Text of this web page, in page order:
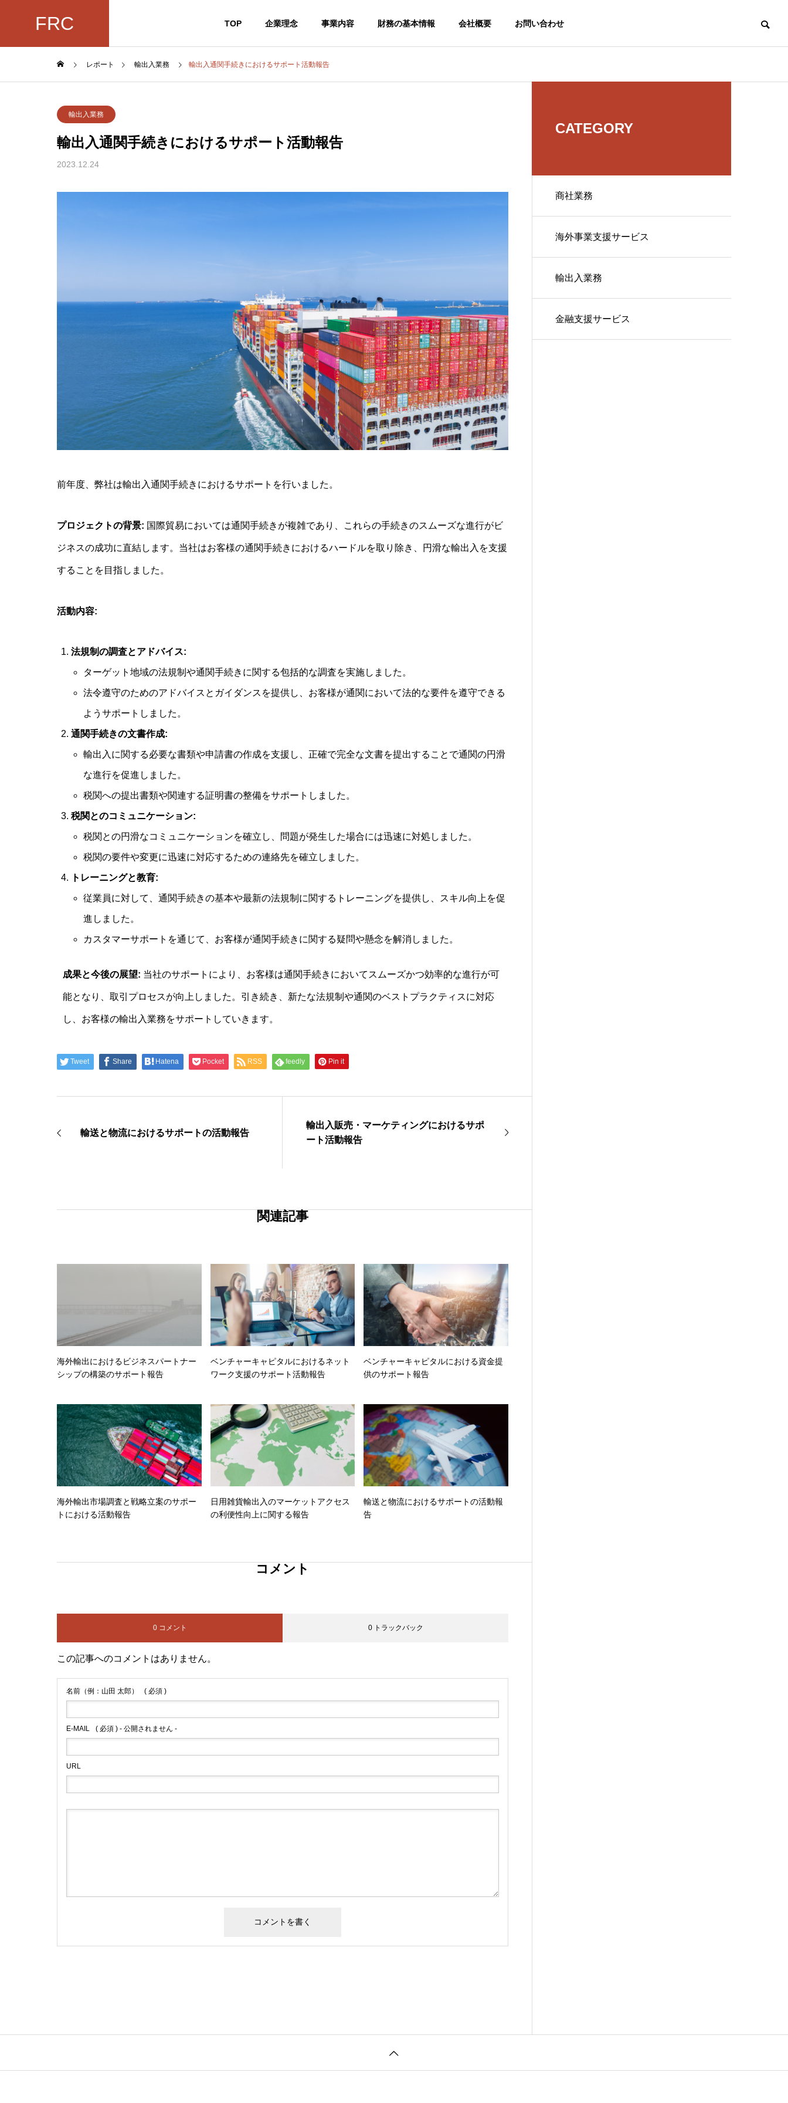
FRC TOP 企業理念 事業内容 財務の基本情報 会社概要 お問い合わせ
レポート 輸出入業務 輸出入通関手続きにおけるサポート活動報告
輸出入業務
輸出入通関手続きにおけるサポート活動報告
2023.12.24
前年度、弊社は輸出入通関手続きにおけるサポートを行いました。
プロジェクトの背景: 国際貿易においては通関手続きが複雑であり、これらの手続きのスムーズな進行がビ
ジネスの成功に直結します。当社はお客様の通関手続きにおけるハードルを取り除き、円滑な輸出入を支援
することを目指しました。
活動内容:
法規制の調査とアドバイス:
ターゲット地域の法規制や通関手続きに関する包括的な調査を実施しました。
法令遵守のためのアドバイスとガイダンスを提供し、お客様が通関において法的な要件を遵守できる
ようサポートしました。
通関手続きの文書作成:
輸出入に関する必要な書類や申請書の作成を支援し、正確で完全な文書を提出することで通関の円滑
な進行を促進しました。
税関への提出書類や関連する証明書の整備をサポートしました。
税関とのコミュニケーション:
税関との円滑なコミュニケーションを確立し、問題が発生した場合には迅速に対処しました。
税関の要件や変更に迅速に対応するための連絡先を確立しました。
トレーニングと教育:
従業員に対して、通関手続きの基本や最新の法規制に関するトレーニングを提供し、スキル向上を促
進しました。
カスタマーサポートを通じて、お客様が通関手続きに関する疑問や懸念を解消しました。
成果と今後の展望: 当社のサポートにより、お客様は通関手続きにおいてスムーズかつ効率的な進行が可
能となり、取引プロセスが向上しました。引き続き、新たな法規制や通関のベストプラクティスに対応
し、お客様の輸出入業務をサポートしていきます。
Tweet Share Hatena Pocket RSS feedly Pin it
輸送と物流におけるサポートの活動報告
輸出入販売・マーケティングにおけるサポ
ート活動報告
関連記事
海外輸出におけるビジネスパートナー
シップの構築のサポート報告
ベンチャーキャピタルにおけるネット
ワーク支援のサポート活動報告
ベンチャーキャピタルにおける資金提
供のサポート報告
海外輸出市場調査と戦略立案のサポー
トにおける活動報告
日用雑貨輸出入のマーケットアクセス
の利便性向上に関する報告
輸送と物流におけるサポートの活動報
告
コメント
0 コメント 0 トラックバック
この記事へのコメントはありません。
名前（例：山田 太郎） ( 必須 )
E-MAIL ( 必須 ) - 公開されません -
URL
CATEGORY
商社業務
海外事業支援サービス
輸出入業務
金融支援サービス